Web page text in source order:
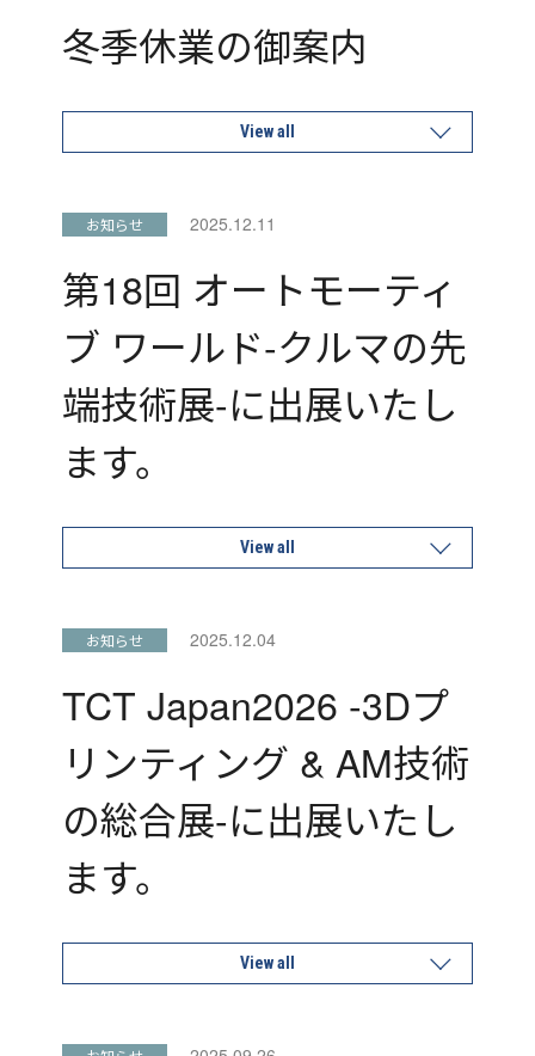
冬季休業の御案内
View all
お知らせ 2025.12.11
第18回 オートモーティ
ブ ワールド-クルマの先
端技術展-に出展いたし
ます。
View all
お知らせ 2025.12.04
TCT Japan2026 -3Dプ
リンティング & AM技術
の総合展-に出展いたし
ます。
View all